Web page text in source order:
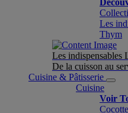
Les
Thym
Les indispensables
De la cuisson au
Cuisine & Pâtisserie
Cuisine
Voir